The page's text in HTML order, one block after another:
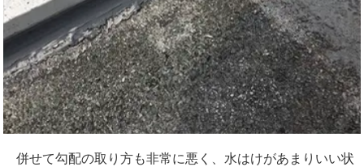
併せて勾配の取り方も非常に悪く、水はけがあまりいい状